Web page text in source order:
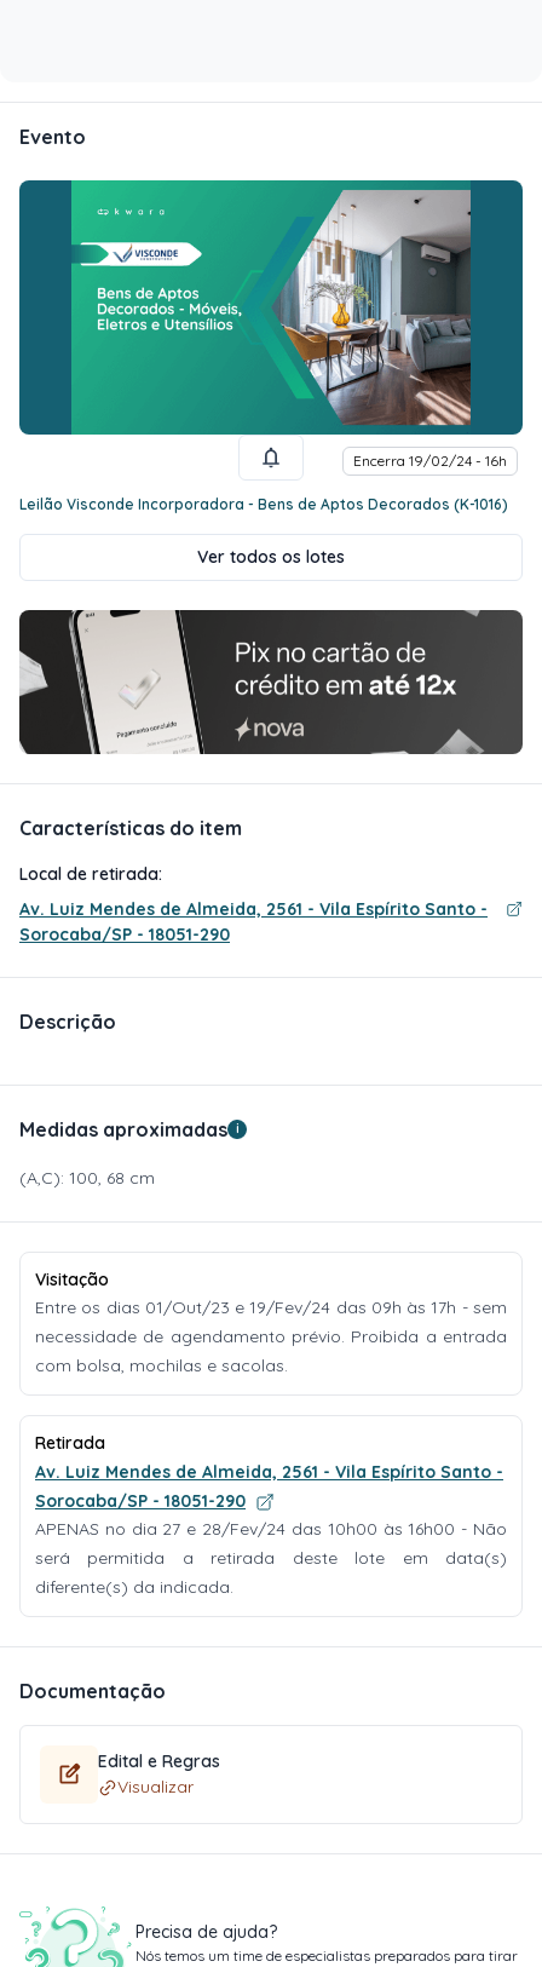
Evento
Encerra 19/02/24 - 16h
Leilão Visconde Incorporadora - Bens de Aptos Decorados (K-1016)
Ver todos os lotes
Características do item
Local de retirada:
Av. Luiz Mendes de Almeida, 2561 - Vila Espírito Santo -
Sorocaba/SP - 18051-290
Descrição
Medidas aproximadas i
(A,C): 100, 68 cm
Visitação
Entre os dias 01/Out/23 e 19/Fev/24 das 09h às 17h - sem
necessidade de agendamento prévio. Proibida a entrada
com bolsa, mochilas e sacolas.
Retirada
Av. Luiz Mendes de Almeida, 2561 - Vila Espírito Santo -
Sorocaba/SP - 18051-290
APENAS no dia 27 e 28/Fev/24 das 10h00 às 16h00 - Não
será permitida a retirada deste lote em data(s)
diferente(s) da indicada.
Documentação
Edital e Regras
Visualizar
Precisa de ajuda?
Nós temos um time de especialistas preparados para tirar